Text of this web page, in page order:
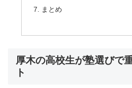
まとめ
厚木の高校生が塾選びで
ト